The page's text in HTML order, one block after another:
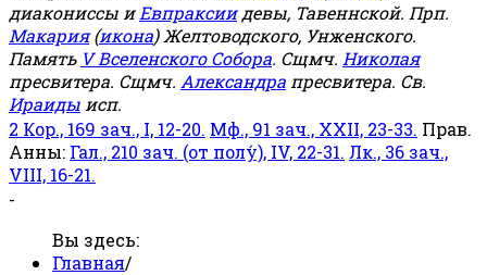
диакониссы иЕвпраксиидевы, Тавеннской. Прп.
Макария(икона) Желтоводского, Унженского.
Память V Вселенского Собора. Сщмч. Николая
пресвитера. Сщмч. Александра пресвитера. Св.
Ираиды исп.
2 Кор., 169 зач., I, 12-20. Мф., 91 зач., XXII, 23-33. Прав.
Анны: Гал., 210 зач. (от полу́), IV, 22-31. Лк., 36 зач.,
VIII, 16-21.
-
Вы здесь:
Главная/